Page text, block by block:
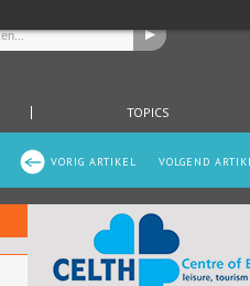
TOPICS
VOLGEND
VORIG ARTIKEL